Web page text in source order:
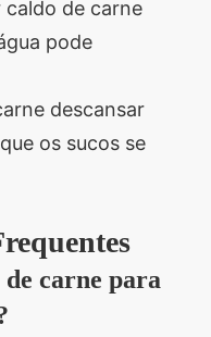
caldo de carne
pode
descansar
os sucos se
carne para